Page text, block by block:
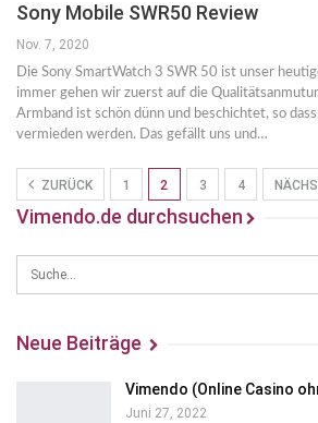
Sony Mobile SWR50 Review
Nov. 7, 2020
Die Sony SmartWatch 3 SWR 50 ist unser
immer gehen wir zuerst auf die
Armband ist schön dünn und beschichtet, so
vermieden werden. Das gefällt uns und…
ZURÜCK 1 2 3 4
Vimendo.de durchsuchen
Neue Beiträge
Vimendo (Online Casino
Juni 27, 2022